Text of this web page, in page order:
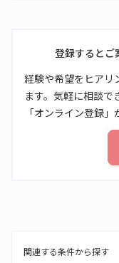
登録するとご
経験や希望をヒアリ
ます。気軽に相談で
「オンライン登録」
関連する条件から探す